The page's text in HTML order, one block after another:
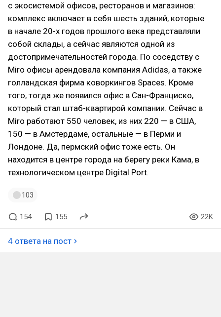
с экосистемой офисов, ресторанов и магазинов:
комплекс включает в себя шесть зданий, которые
в начале 20-х годов прошлого века представляли
собой склады, а сейчас являются одной из
достопримечательностей города. По соседству с
Miro офисы арендовала компания Adidas, а также
голландская фирма коворкингов Spaces. Кроме
того, тогда же появился офис в Сан-Франциско,
который стал штаб-квартирой компании. Сейчас в
Miro работают 550 человек, из них 220 — в США,
150 — в Амстердаме, остальные — в Перми и
Лондоне. Да, пермский офис тоже есть. Он
находится в центре города на берегу реки Кама, в
технологическом центре Digital Port.
103
154 155 22K
4 ответа на пост